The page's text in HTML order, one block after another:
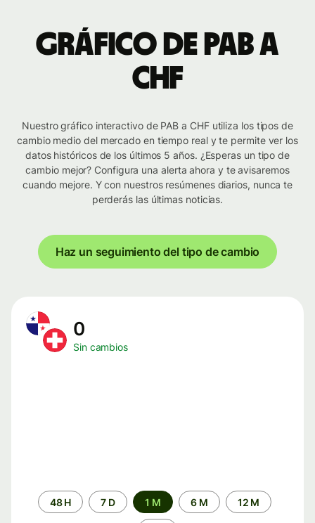
Gráfico de PAB a
CHF
Nuestro gráfico interactivo de PAB a CHF utiliza los tipos de
cambio medio del mercado en tiempo real y te permite ver los
datos históricos de los últimos 5 años. ¿Esperas un tipo de
cambio mejor? Configura una alerta ahora y te avisaremos
cuando mejore. Y con nuestros resúmenes diarios, nunca te
perderás las últimas noticias.
Haz un seguimiento del tipo de cambio
0
Sin cambios
Periodo48 H 7 D 1 M 6 M 12 M